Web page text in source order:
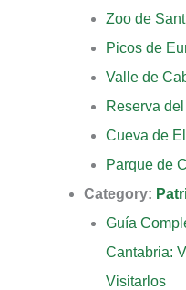
Zoo de
Picos de
Valle de
Reserva
Cueva de
Parque de
Category:
Guía
Cantabria:
Visitarlos